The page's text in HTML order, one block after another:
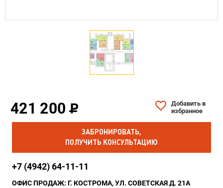
421 200
Добавить в
избранное
ЗАБРОНИРОВАТЬ,
ПОЛУЧИТЬ КОНСУЛЬТАЦИЮ
+7 (4942) 64-11-11
ОФИС ПРОДАЖ: Г. КОСТРОМА, УЛ. СОВЕТСКАЯ Д. 21А